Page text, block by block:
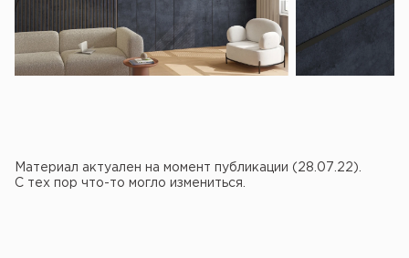
Материал актуален на момент публикации (28.07.22).
С тех пор что-то могло измениться.